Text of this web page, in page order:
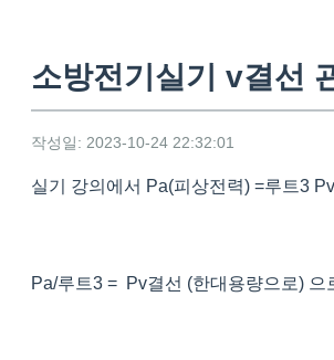
소방전기실기 v결선
작성일: 2023-10-24 22:32:01
실기 강의에서 Pa(피상전력) =루트3
Pa/루트3 = Pv결선 (한대용량으로) 으